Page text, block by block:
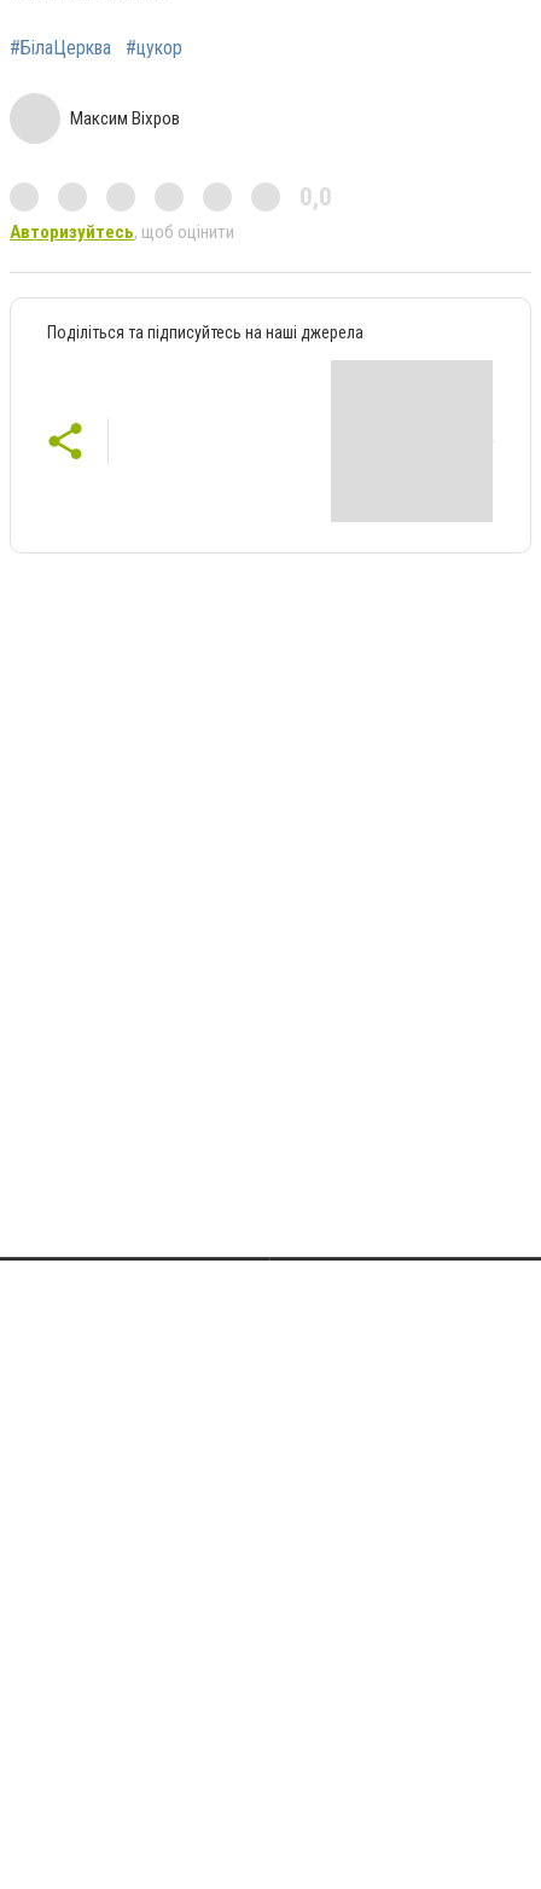
#БілаЦерква #цукор
Максим Віхров
0,0
Авторизуйтесь, щоб оцінити
Поділіться та підписуйтесь на наші джерела